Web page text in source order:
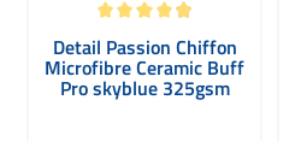
Detail Passion Chiffon
Microfibre Ceramic Buff
Pro skyblue 325gsm